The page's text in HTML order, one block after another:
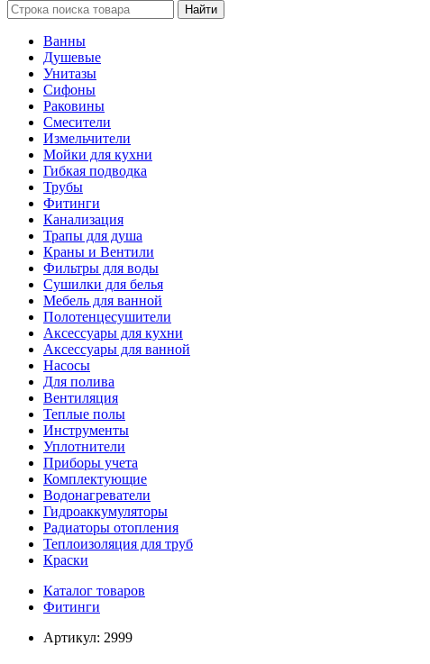
Ванны
Душевые
Унитазы
Сифоны
Раковины
Смесители
Измельчители
Мойки для кухни
Гибкая подводка
Трубы
Фитинги
Канализация
Трапы для душа
Краны и Вентили
Фильтры для воды
Сушилки для белья
Мебель для ванной
Полотенцесушители
Аксессуары для кухни
Аксессуары для ванной
Насосы
Для полива
Вентиляция
Теплые полы
Инструменты
Уплотнители
Приборы учета
Комплектующие
Водонагреватели
Гидроаккумуляторы
Радиаторы отопления
Теплоизоляция для труб
Краски
Каталог товаров
Фитинги
Артикул: 2999